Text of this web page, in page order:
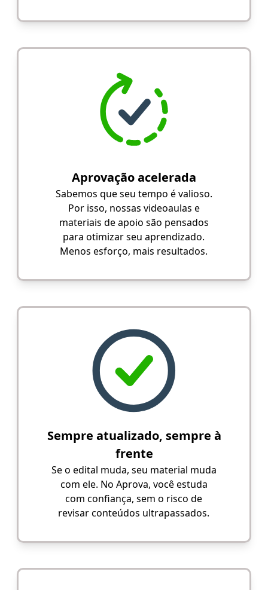
Aprovação acelerada
Sabemos que seu tempo é valioso.
Por isso, nossas videoaulas e
materiais de apoio são pensados
para otimizar seu aprendizado.
Menos esforço, mais resultados.
Sempre atualizado, sempre à
frente
Se o edital muda, seu material muda
com ele. No Aprova, você estuda
com confiança, sem o risco de
revisar conteúdos ultrapassados.